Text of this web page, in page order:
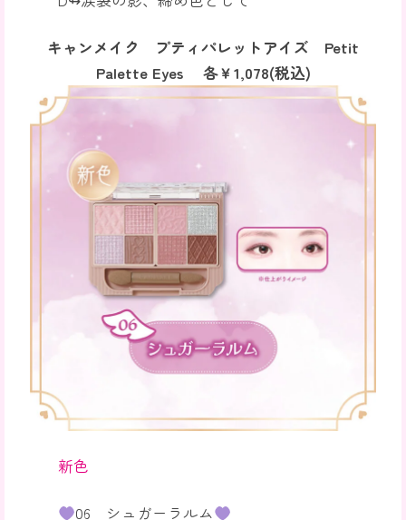
キャンメイク プティパレットアイズ Petit
Palette Eyes 各￥1,078(税込)
新色
06 シュガーラルム